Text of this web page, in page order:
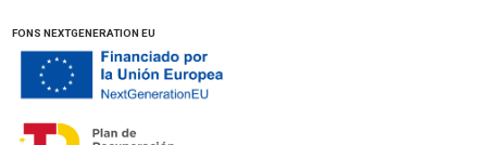
FONS NEXTGENERATION EU